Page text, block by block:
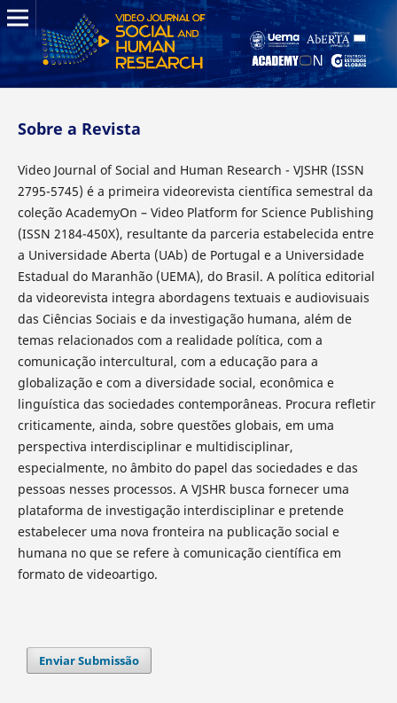
Sobre a Revista
Video Journal of Social and Human Research - VJSHR (ISSN
2795-5745) é a primeira videorevista científica semestral da
coleção AcademyOn – Video Platform for Science Publishing
(ISSN 2184-450X), resultante da parceria estabelecida entre
a Universidade Aberta (UAb) de Portugal e a Universidade
Estadual do Maranhão (UEMA), do Brasil. A política editorial
da videorevista integra abordagens textuais e audiovisuais
das Ciências Sociais e da investigação humana, além de
temas relacionados com a realidade política, com a
comunicação intercultural, com a educação para a
globalização e com a diversidade social, econômica e
linguística das sociedades contemporâneas. Procura refletir
criticamente, ainda, sobre questões globais, em uma
perspectiva interdisciplinar e multidisciplinar,
especialmente, no âmbito do papel das sociedades e das
pessoas nesses processos. A VJSHR busca fornecer uma
plataforma de investigação interdisciplinar e pretende
estabelecer uma nova fronteira na publicação social e
humana no que se refere à comunicação científica em
formato de videoartigo.
Enviar Submissão